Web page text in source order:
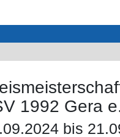
1992 Gera
bis